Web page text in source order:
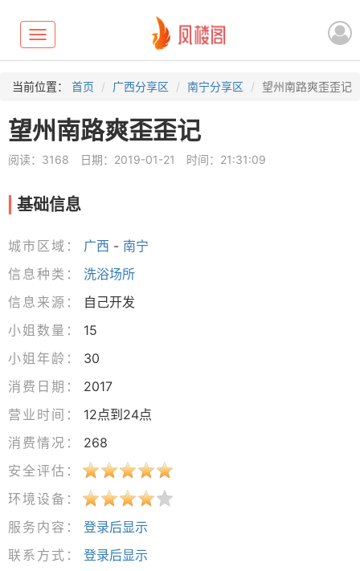
Toggle
navigation
当前位置： 首页 广西分享区 南宁分享区 望州南路爽歪歪记
望州南路爽歪歪记
阅读：3168 日期：2019-01-21 时间：21:31:09
基础信息
城市区域： 广西 - 南宁
信息种类：
洗浴场所
信息来源：
自己开发
小姐数量：
15
小姐年龄：
30
消费日期：
2017
营业时间：
12点到24点
消费情况：
268
安全评估：
环境设备：
服务内容：
登录后显示
联系方式：
登录后显示